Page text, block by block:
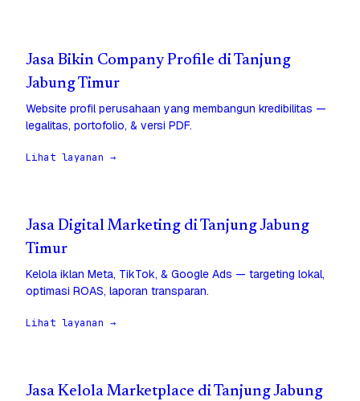
Jasa Bikin Company Profile di Tanjung
Jabung Timur
Website profil perusahaan yang membangun kredibilitas —
legalitas, portofolio, & versi PDF.
Lihat layanan →
Jasa Digital Marketing di Tanjung Jabung
Timur
Kelola iklan Meta, TikTok, & Google Ads — targeting lokal,
optimasi ROAS, laporan transparan.
Lihat layanan →
Jasa Kelola Marketplace di Tanjung Jabung